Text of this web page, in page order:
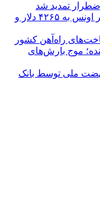
تمدید شد
قیمت جهانی طلا امروز ۱۵ مرداد؛ هر اونس به ۴۲۶۵ دلار و
راه‌آهن کشور
۷۲ ساعت آینده؛ موج بارش‌های
هزار واحد نهضت ملی توسط بانک